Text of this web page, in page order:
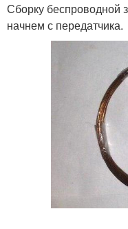
Сборку беспроводной
начнем с передатчика.